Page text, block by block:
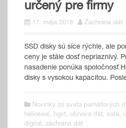
určený pre firmy
17. mája 2018 Záchrana dát
SSD disky sú síce rýchle, ale
ceny je stále dosť nepriaznivý.
nasadenie ponúka spoločnosť
disky s vysokou kapacitou.
Novinky zo sveta pamäťových
helioseal, hgst, obnova dát, sata,
digital, záchrana dát